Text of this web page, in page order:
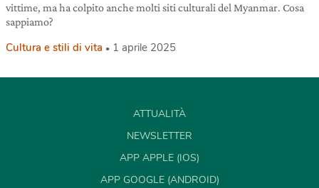
vittime, ma ha colpito anche molti siti culturali del Myanmar. Cosa
sappiamo?
Cultura e stili di vita 1 aprile 2025
ATTUALITÀ
NEWSLETTER
APP APPLE (IOS)
APP GOOGLE (ANDROID)